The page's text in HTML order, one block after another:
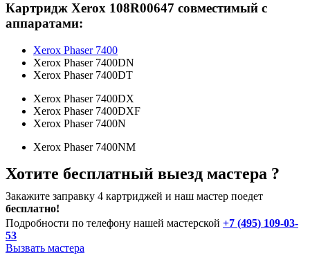
Картридж Xerox 108R00647 совместимый с
аппаратами:
Xerox Phaser 7400
Xerox Phaser 7400DN
Xerox Phaser 7400DT
Xerox Phaser 7400DX
Xerox Phaser 7400DXF
Xerox Phaser 7400N
Xerox Phaser 7400NM
Хотите бесплатный выезд мастера ?
Закажите заправку 4 картриджей и наш мастер поедет
бесплатно!
Подробности по телефону нашей мастерской +7 (495) 109-03-
53
Вызвать мастера